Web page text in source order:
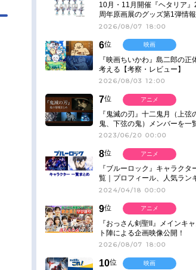
10月・11月開催『ヘタリア』
周年原画展のグッズ第1弾情報
2026/08/07 18:00
6位
『映画ちいかわ』島二郎の正
考える【考察・レビュー】
2026/08/03 12:00
映画
7位
『鬼滅の刃』十二鬼月（上弦
鬼、下弦の鬼）メンバーを一
紹介＆解説（登場鬼の情報まと
2023/06/20 00:00
アニメ
8位
『ブルーロック』キャラクタ
覧｜プロフィール、人気ラン
グ、キャラソン、診断など気
2024/04/18 00:00
アニメ
9位
『おっさん剣聖II』メインキ
ト陣による企画映像公開！
2026/08/07 18:00
アニメ
10位
映画